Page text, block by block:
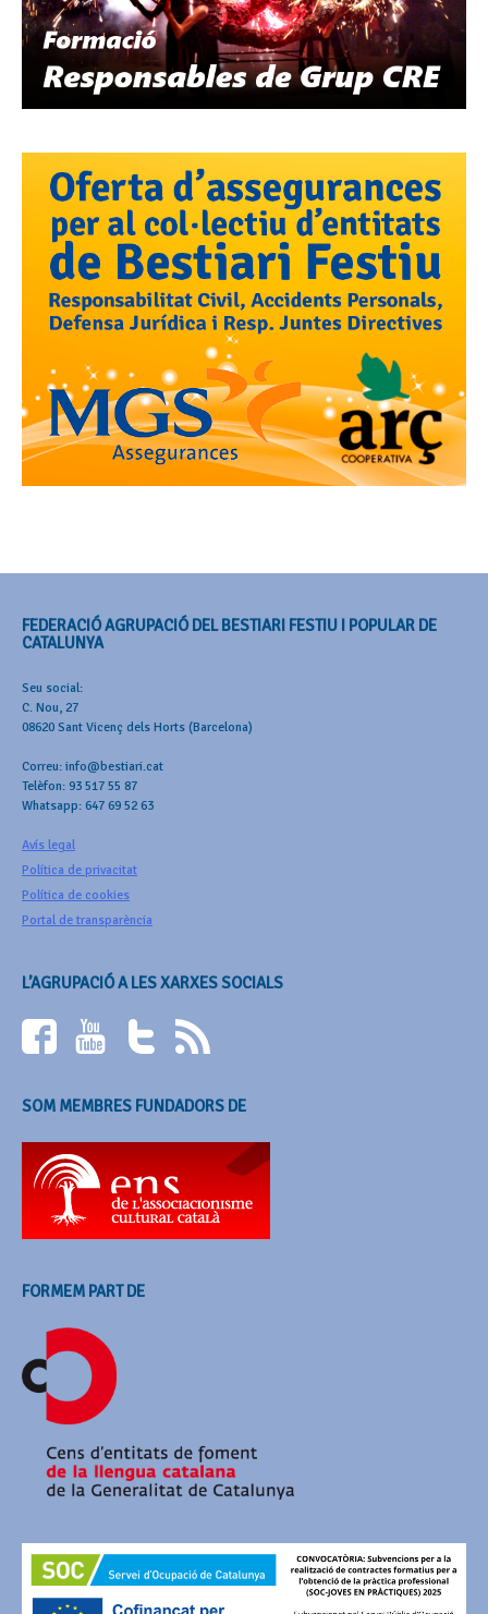
FEDERACIÓ AGRUPACIÓ DEL BESTIARI FESTIU I POPULAR DE
CATALUNYA
Seu social:
C. Nou, 27
08620 Sant Vicenç dels Horts (Barcelona)
Correu: info@bestiari.cat
Telèfon: 93 517 55 87
Whatsapp: 647 69 52 63
Avís legal
Política de privacitat
Política de cookies
Portal de transparència
L’AGRUPACIÓ A LES XARXES SOCIALS
SOM MEMBRES FUNDADORS DE
FORMEM PART DE